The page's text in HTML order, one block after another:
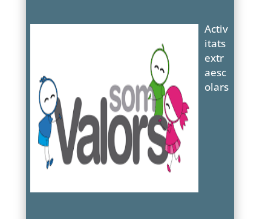
Activ
itats
extr
aesc
olars